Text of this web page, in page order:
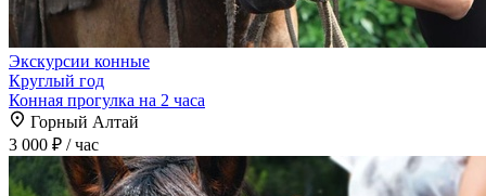
Экскурсии конные
Круглый год
Конная прогулка на 2 часа
Горный Алтай
3 000 ₽ / час